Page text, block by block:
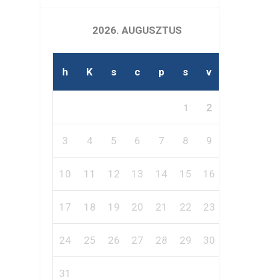
2026. AUGUSZTUS
h K s c p s v
1 2
3 4 5 6 7 8 9
10 11 12 13 14 15 16
17 18 19 20 21 22 23
24 25 26 27 28 29 30
31